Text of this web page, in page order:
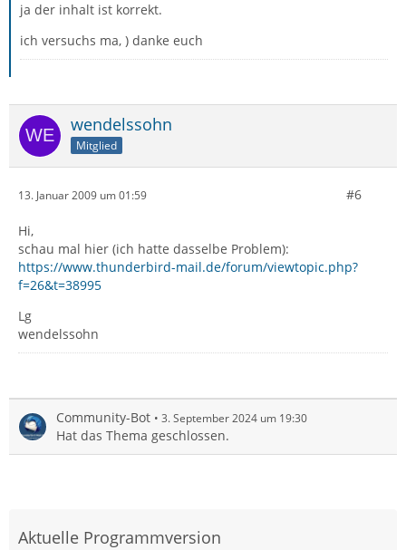
ja der inhalt ist korrekt.
ich versuchs ma, ) danke euch
wendelssohn
Mitglied
13. Januar 2009 um 01:59 #6
Hi,
schau mal hier (ich hatte dasselbe Problem):
https://www.thunderbird-mail.de/forum/viewtopic.php?
f=26&t=38995
Lg
wendelssohn
Community-Bot 3. September 2024 um 19:30
Hat das Thema geschlossen.
Aktuelle Programmversion